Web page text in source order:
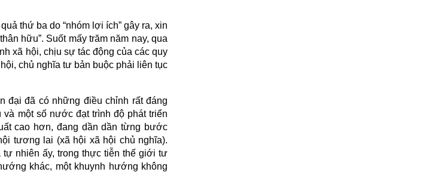
thứ ba do “nhóm lợi ích” gây ra, xin
hữu”. Suốt mấy trăm năm nay, qua
xã hội, chịu sự tác động của các quy
chủ nghĩa tư bản buộc phải liên tục
đại đã có những điều chỉnh rất đáng
một số nước đạt trình độ phát triển
cao hơn, đang dần dần từng bước
tương lai (xã hội xã hội chủ nghĩa).
nhiên ấy, trong thực tiễn thế giới tư
khác, một khuynh hướng không